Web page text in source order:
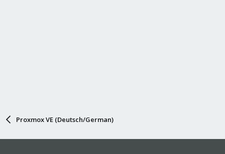
Proxmox VE (Deutsch/German)